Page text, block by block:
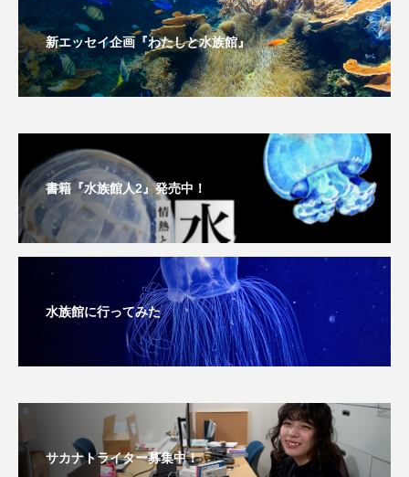
ドチザメ ナマズ ナンヨウブダイ
ナンヨウマンタ ニギス ニシキアナゴ
ニジハギ ニジマス ニセゴイシウツボ
ニフレル ニホンカワウソ ニホンザリガニ
ヌノサラシ ヌマガエル ヌマムツ
ネコザメ ノコギリダイ
ハダカゾウクラゲ ハナゴンドウ
ハナシャコ ハナダイ ハナビラウオ
新エッセイ企画『わたしと水族館』
書籍『水族館人2』発売中！
水族館に行ってみた
サカナトライター募集中！